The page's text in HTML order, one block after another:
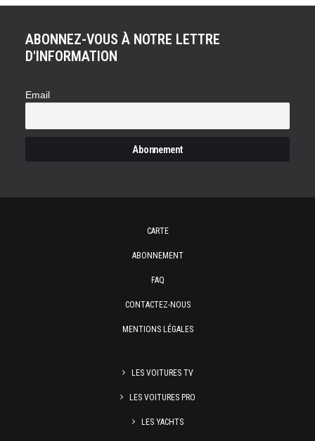
ABONNEZ-VOUS À NOTRE LETTRE
D'INFORMATION
Email
CARTE
ABONNEMENT
FAQ
CONTACTEZ-NOUS
MENTIONS LÉGALES
LES VOITURES TV
LES VOITURES PRO
LES YACHTS